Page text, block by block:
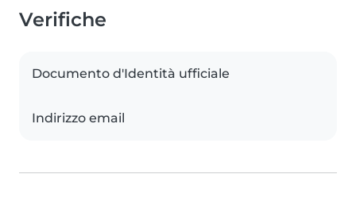
Verifiche
Documento d'Identità ufficiale
Indirizzo email